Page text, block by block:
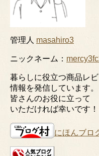
管理人 masahiro3
ニックネーム：
暮らしに役立つ商品レ
情報を発信しています。
皆さんのお役に立って
いただければ幸いです！
にほんブロ